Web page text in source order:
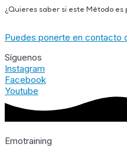
¿Quieres saber si este Método es
Puedes ponerte en contacto
Síguenos
Instagram
Facebook
Youtube
Emotraining